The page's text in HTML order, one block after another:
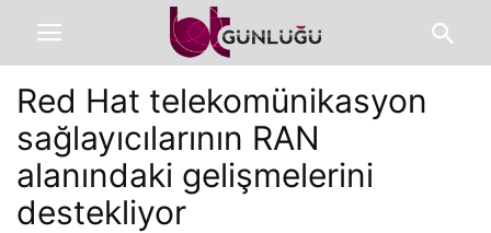
Red Hat telekomünikasyon
sağlayıcılarının RAN
alanındaki gelişmelerini
destekliyor